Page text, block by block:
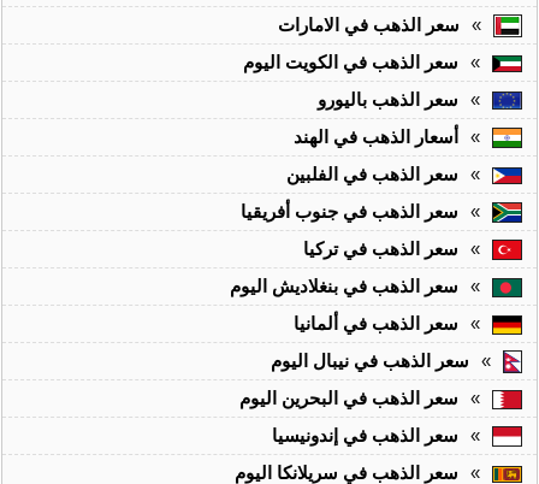
»
سعر الذهب في الامارات
»
سعر الذهب في الكويت اليوم
»
سعر الذهب باليورو
»
أسعار الذهب في الهند
»
سعر الذهب في الفلبين
»
سعر الذهب في جنوب أفريقيا
»
سعر الذهب في تركيا
»
سعر الذهب في بنغلاديش اليوم
»
سعر الذهب في ألمانيا
»
سعر الذهب في نيبال اليوم
»
سعر الذهب في البحرين اليوم
»
سعر الذهب في إندونيسيا
»
سعر الذهب في سريلانكا اليوم